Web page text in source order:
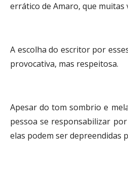
errático de Amaro, que
A escolha do escritor por
provocativa, mas respeitosa.
Apesar do tom sombrio e
pessoa se responsabilizar
elas podem ser depreendidas